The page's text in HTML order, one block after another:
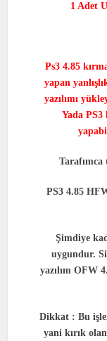
1 Adet
Ps3 4.85
yapan
yazılımı
Yada PS3
PS3 4.85
Şimdiye
uygundur.
yazılım OFW
Dikkat : Bu
yani kırık